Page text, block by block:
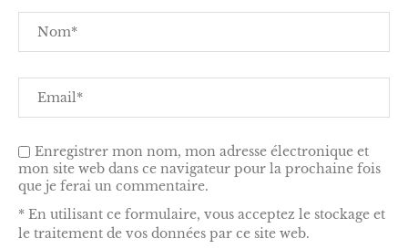
Enregistrer mon nom, mon adresse électronique et
mon site web dans ce navigateur pour la prochaine fois
que je ferai un commentaire.
* En utilisant ce formulaire, vous acceptez le stockage et
le traitement de vos données par ce site web.